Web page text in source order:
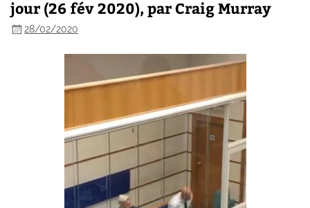
jour (26 fév 2020), par Craig Murray
28/02/2020